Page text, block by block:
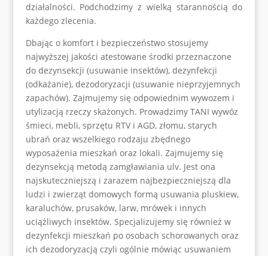
działalności. Podchodzimy z wielką starannością do
każdego zlecenia.
Dbając o komfort i bezpieczeństwo stosujemy
najwyższej jakości atestowane środki przeznaczone
do dezynsekcji (usuwanie insektów), dezynfekcji
(odkażanie), dezodoryzacji (usuwanie nieprzyjemnych
zapachów). Zajmujemy się odpowiednim wywozem i
utylizacją rzeczy skażonych. Prowadzimy TANI wywóz
śmieci, mebli, sprzętu RTV i AGD, złomu, starych
ubrań oraz wszelkiego rodzaju zbędnego
wyposażenia mieszkań oraz lokali. Zajmujemy się
dezynsekcją metodą zamgławiania ulv. Jest ona
najskuteczniejszą i zarazem najbezpieczniejszą dla
ludzi i zwierząt domowych formą usuwania pluskiew,
karaluchów, prusaków, larw, mrówek i innych
uciążliwych insektów. Specjalizujemy się również w
dezynfekcji mieszkań po osobach schorowanych oraz
ich dezodoryzacją czyli ogólnie mówiąc usuwaniem